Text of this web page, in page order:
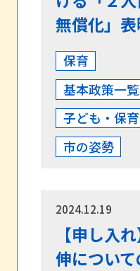
無償化」
保育
基本政策一
子ども・保
市の姿勢
2024.12.19
【申し入
伸につい